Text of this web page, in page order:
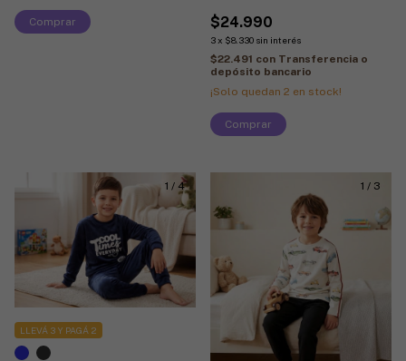
Comprar $24.990
3 x $8.330 sin interés
$22.491 con Transferencia o
depósito bancario
¡Solo quedan 2 en stock!
Comprar
1 / 4
LLEVÁ 3 Y PAGÁ 2
1 / 3